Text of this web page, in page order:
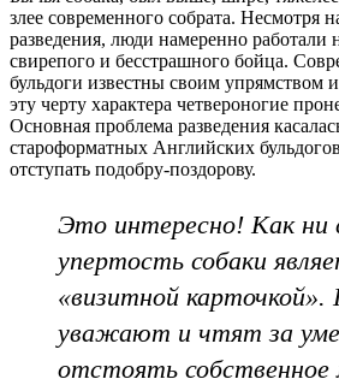
злее современного собрата. Несмотря
разведения, люди намеренно работали
свирепого и бесстрашного бойца.
бульдоги известны своим упрямством
эту черту характера четвероногие
Основная проблема разведения
староформатных Английских
отступать подобру-поздорову.
Это интересно! Как ни
упертость собаки
«визитной
уважают и чтят за
отстоять собственное